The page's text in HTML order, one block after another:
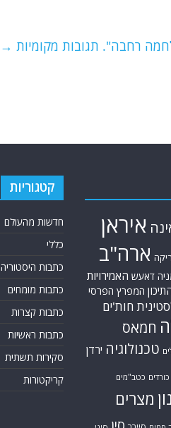
רחבה". תגובות מקומיות →
איראן
ארה"ב
דאעש האמירויות
המפרץ הפרסי
חות'ים
חמאס
טכנולוגיה ירדן
כורדים כטב"מים
מצרים
קטגוריות
חדשות מהעולם
כללי
כתבות היסטוריה
כתבות מומחים
כתבות קצרות
כתבות ראשיות
סקירות תשתית
קריקטורות